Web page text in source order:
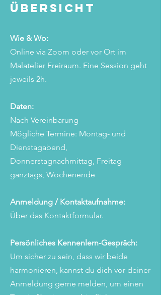
Übersicht
Wie & Wo:
Online via Zoom oder vor Ort im
Malatelier Freiraum. Eine Session geht
jeweils 2h.
Daten:
Nach Vereinbarung
Mögliche Termine: Montag- und
Dienstagabend,
Donnerstagnachmittag, Freitag
ganztags, Wochenende
Anmeldung / Kontaktaufnahme:
Über das Kontaktformular.
Persönliches Kennenlern-Gespräch:
Um sicher zu sein, dass wir beide
harmonieren, kannst du dich vor deiner
Anmeldung gerne melden, um einen